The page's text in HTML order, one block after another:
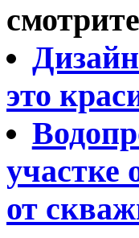
это
участке
от